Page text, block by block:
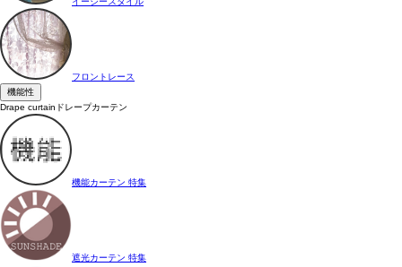
フロントレース
機能性
Drape curtain ドレープカーテン
機能カーテン 特集
遮光カーテン 特集